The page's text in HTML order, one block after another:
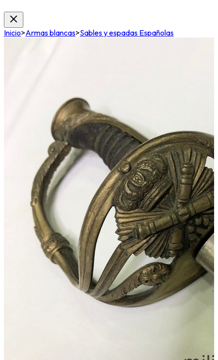
Inicio>Armas blancas>Sables y espadas Españolas